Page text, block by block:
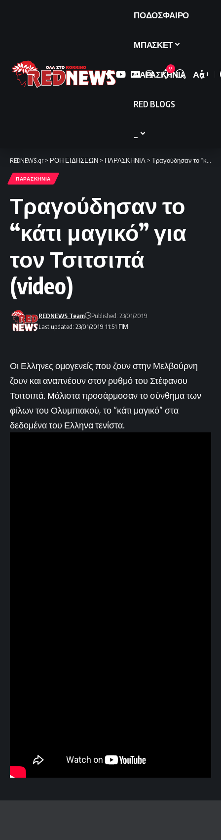
ΠΟΔΟΣΦΑΙΡΟ
ΜΠΑΣΚΕΤ
ΠΑΡΑΣΚΗΝΙΑ
RED BLOGS
9
Font
Αα
REDNEWS.gr > ΡΟΗ ΕΙΔΗΣΕΩΝ > ΠΑΡΑΣΚΗΝΙΑ > Τραγούδησαν το “κάτι μαγικό” για τον Τσιτσιπά (video)
ΠΑΡΑΣΚΗΝΙΑ
Τραγούδησαν το
“κάτι μαγικό” για
τον Τσιτσιπά
(video)
Last updated: 23/01/2019 11:51 ΠΜ
REDNEWS Team Published: 23/01/2019
Οι Ελληνες ομογενείς που ζουν στην Μελβούρνη
ζουν και αναπνέουν στον ρυθμό του Στέφανου
Τσιτσιπά. Μάλιστα προσάρμοσαν το σύνθημα των
φίλων του Ολυμπιακού, το “κάτι μαγικό” στα
δεδομένα του Ελληνα τενίστα.